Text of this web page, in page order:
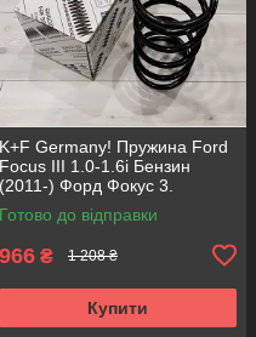
K+F Germany! Пружина Ford
Focus III 1.0-1.6i Бензин
(2011-) Форд Фокус 3.
Передня. 4027656 , RA3444 ,
998935. К+Ф Німеччина
Готово до відправки
966 ₴ 1 208 ₴
Купити